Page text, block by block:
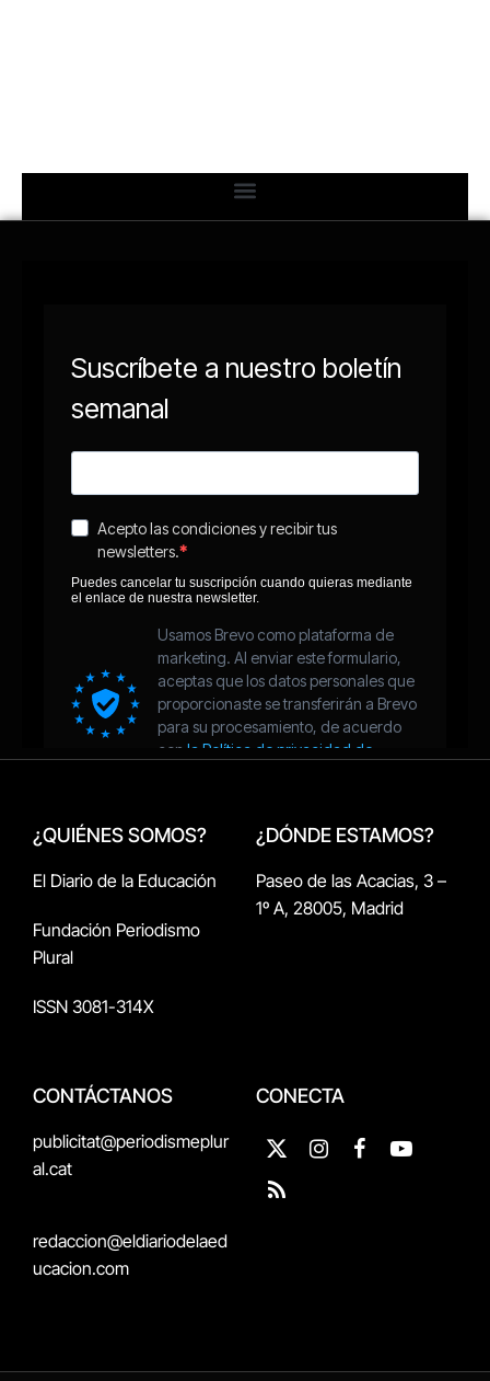
¿QUIÉNES SOMOS?
El Diario de la Educación
Fundación Periodismo
Plural
ISSN 3081-314X
¿DÓNDE ESTAMOS?
Paseo de las Acacias, 3 –
1º A, 28005, Madrid
CONTÁCTANOS
publicitat@periodismeplur
al.cat
redaccion@eldiariodelaed
ucacion.com
CONECTA
X
(Twitter)
InstagramFacebookYouTube
RSS